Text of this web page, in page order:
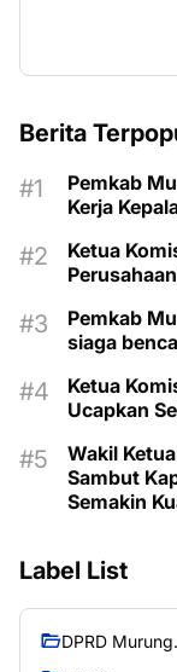
Berita
Pemkab
Kerja
Ketua
Pemkab
Ketua
Ucapkan
Wakil
Sambut
Semakin
Label List
DPRD Murung